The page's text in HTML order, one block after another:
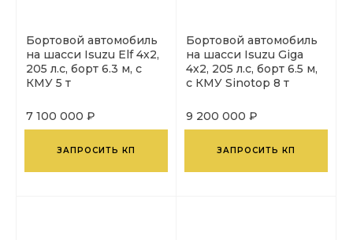
Бортовой автомобиль
на шасси Isuzu Elf 4х2,
205 л.с, борт 6.3 м, с
КМУ 5 т
7 100 000 ₽
ЗАПРОСИТЬ КП
Бортовой автомобиль
на шасси Isuzu Giga
4х2, 205 л.с, борт 6.5 м,
с КМУ Sinotop 8 т
9 200 000 ₽
ЗАПРОСИТЬ КП